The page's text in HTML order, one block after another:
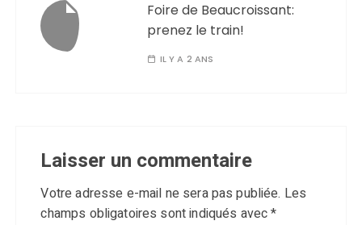
Foire de Beaucroissant:
prenez le train!
IL Y A 2 ANS
Laisser un commentaire
Votre adresse e-mail ne sera pas publiée. Les
champs obligatoires sont indiqués avec*